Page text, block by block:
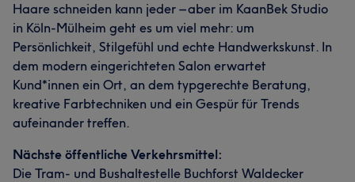
Haare schneiden kann jeder – aber im KaanBek Studio
in Köln-Mülheim geht es um viel mehr: um
Persönlichkeit, Stilgefühl und echte Handwerkskunst. In
dem modern eingerichteten Salon erwartet
Kund*innen ein Ort, an dem typgerechte Beratung,
kreative Farbtechniken und ein Gespür für Trends
aufeinander treffen.
Nächste öffentliche Verkehrsmittel:
Die Tram- und Bushaltestelle Buchforst Waldecker